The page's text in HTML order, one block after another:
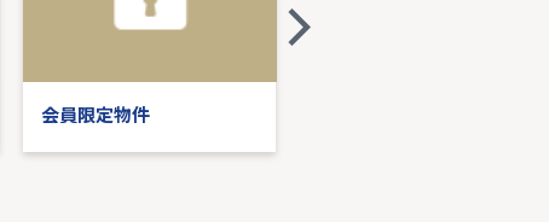
会員限定物件